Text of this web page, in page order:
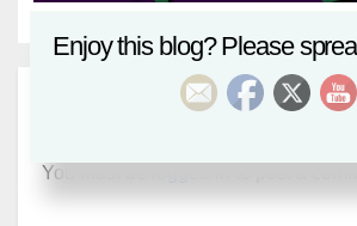
Leave a Reply
You must be
Enjoy this blog? Please